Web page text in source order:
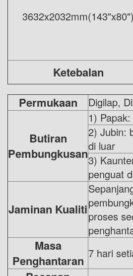
3632x2032mm(143"x80")
Ketebalan
Permukaan Digilap,
Butiran
Pembungkusan
1)
2) Jubin:
di luar
3)
penguat
Jaminan Kualitiproses
Masa
Penghantaran 7 hari